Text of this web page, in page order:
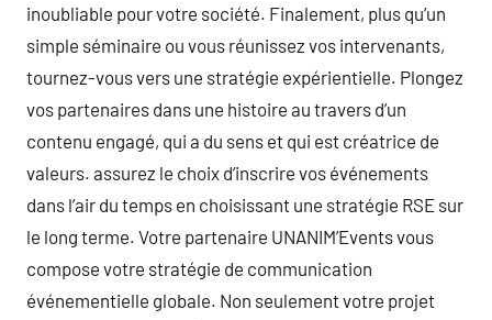
inoubliable pour votre société. Finalement, plus qu’un
simple séminaire ou vous réunissez vos intervenants,
tournez-vous vers une stratégie expérientielle. Plongez
vos partenaires dans une histoire au travers d’un
contenu engagé, qui a du sens et qui est créatrice de
valeurs. assurez le choix d’inscrire vos événements
dans l’air du temps en choisissant une stratégie RSE sur
le long terme. Votre partenaire UNANIM’Events vous
compose votre stratégie de communication
événementielle globale. Non seulement votre projet